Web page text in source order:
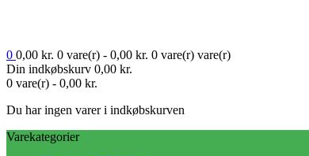
0 0,00 kr. 0 vare(r) - 0,00 kr. 0 vare(r) vare(r)
Din indkøbskurv 0,00 kr.
0 vare(r) - 0,00 kr.
Du har ingen varer i indkøbskurven
Varekategorier